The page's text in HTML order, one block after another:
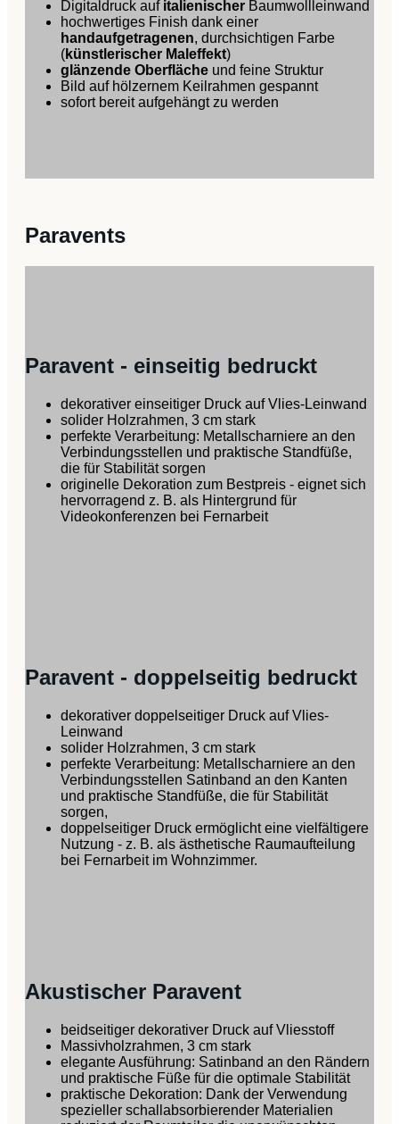
Digitaldruck auf italienischer Baumwollleinwand
hochwertiges Finish dank einer
handaufgetragenen, durchsichtigen Farbe
(künstlerischer Maleffekt)
glänzende Oberfläche und feine Struktur
Bild auf hölzernem Keilrahmen gespannt
sofort bereit aufgehängt zu werden
Paravents
Paravent - einseitig bedruckt
dekorativer einseitiger Druck auf Vlies-Leinwand
solider Holzrahmen, 3 cm stark
perfekte Verarbeitung: Metallscharniere an den
Verbindungsstellen und praktische Standfüße,
die für Stabilität sorgen
originelle Dekoration zum Bestpreis - eignet sich
hervorragend z. B. als Hintergrund für
Videokonferenzen bei Fernarbeit
Paravent - doppelseitig bedruckt
dekorativer doppelseitiger Druck auf Vlies-
Leinwand
solider Holzrahmen, 3 cm stark
perfekte Verarbeitung: Metallscharniere an den
Verbindungsstellen Satinband an den Kanten
und praktische Standfüße, die für Stabilität
sorgen,
doppelseitiger Druck ermöglicht eine vielfältigere
Nutzung - z. B. als ästhetische Raumaufteilung
bei Fernarbeit im Wohnzimmer.
Akustischer Paravent
beidseitiger dekorativer Druck auf Vliesstoff
Massivholzrahmen, 3 cm stark
elegante Ausführung: Satinband an den Rändern
und praktische Füße für die optimale Stabilität
praktische Dekoration: Dank der Verwendung
spezieller schallabsorbierender Materialien